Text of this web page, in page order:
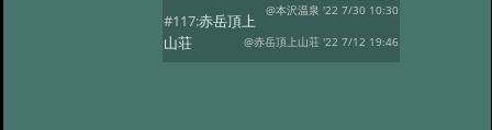
@本沢温泉 '22 7/30 10:30
#117:赤岳頂上
山荘
@赤岳頂上山荘 '22 7/12 19:46